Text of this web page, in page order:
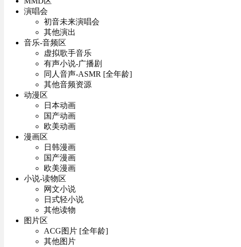
演唱会
初音未来演唱会
其他演出
音乐-音频区
虚拟歌手音乐
有声小说-广播剧
同人音声-ASMR [全年龄]
其他音频资源
动漫区
日本动画
国产动画
欧美动画
漫画区
日韩漫画
国产漫画
欧美漫画
小说-读物区
网文小说
日式轻小说
其他读物
图片区
ACG图片 [全年龄]
其他图片